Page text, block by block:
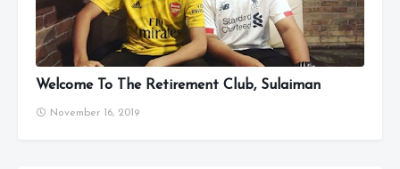
Welcome To The Retirement Club, Sulaiman
November 16, 2019